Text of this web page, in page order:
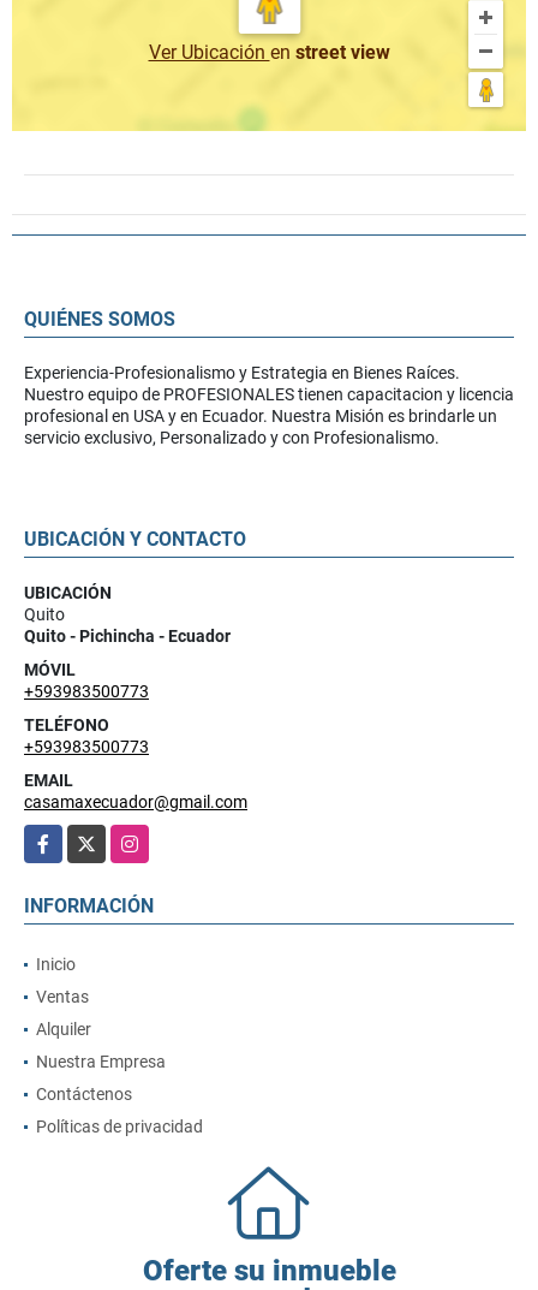
Ver Ubicación en street view
QUIÉNES SOMOS
Experiencia-Profesionalismo y Estrategia en Bienes Raíces.
Nuestro equipo de PROFESIONALES tienen capacitacion y licencia
profesional en USA y en Ecuador. Nuestra Misión es brindarle un
servicio exclusivo, Personalizado y con Profesionalismo.
UBICACIÓN Y CONTACTO
UBICACIÓN
Quito
Quito - Pichincha - Ecuador
MÓVIL
+593983500773
TELÉFONO
+593983500773
EMAIL
casamaxecuador@gmail.com
Facebook
Instagram
INFORMACIÓN
Inicio
Ventas
Alquiler
Nuestra Empresa
Contáctenos
Políticas de privacidad
Oferte su inmueble